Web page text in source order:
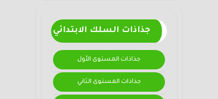
جذاذات السلك الابتدائي
جذاذات المستوى الأول
جذاذات المستوى الثاني